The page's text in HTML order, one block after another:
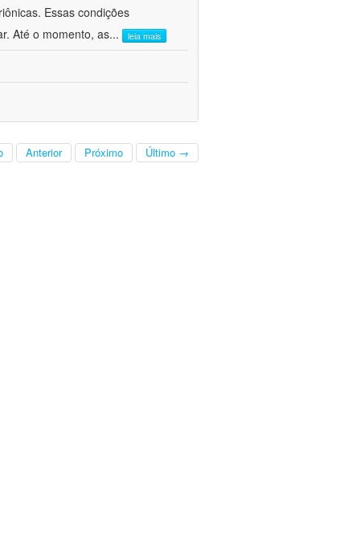
Essas condições
Até o momento, as... leia mais
Anterior Próximo Último →